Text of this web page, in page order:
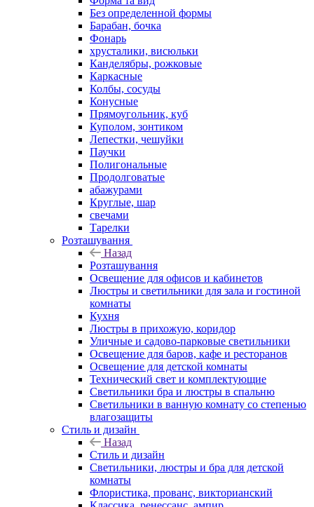
Без определенной формы
Барабан, бочка
Фонарь
хрусталики, висюльки
Канделябры, рожковые
Каркасные
Колбы, сосуды
Конусные
Прямоугольник, куб
Куполом, зонтиком
Лепестки, чешуйки
Паучки
Полигональные
Продолговатые
абажурами
Круглые, шар
свечами
Тарелки
Розташування
Назад
Розташування
Освещение для офисов и кабинетов
Люстры и светильники для зала и гостиной
комнаты
Кухня
Люстры в прихожую, коридор
Уличные и садово-парковые светильники
Освещение для баров, кафе и ресторанов
Освещение для детской комнаты
Технический свет и комплектующие
Светильники бра и люстры в спальню
Светильники в ванную комнату со степенью
влагозащиты
Стиль и дизайн
Назад
Стиль и дизайн
Светильники, люстры и бра для детской
комнаты
Флористика, прованс, викторианский